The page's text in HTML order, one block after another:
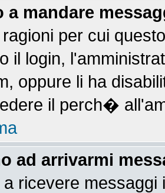
a mandare
per cui
il login,
oppure li ha
il perch�
ad arrivarmi
ricevere